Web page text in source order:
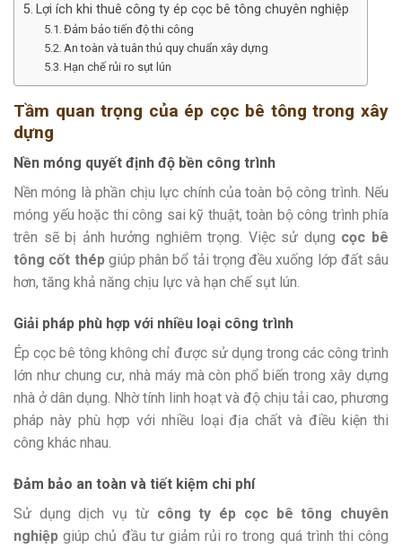
Lợi ích khi thuê công ty ép cọc bê tông chuyên nghiệp
Đảm bảo tiến độ thi công
An toàn và tuân thủ quy chuẩn xây dựng
Hạn chế rủi ro sụt lún
Tầm quan trọng của ép cọc bê tông trong xây
dựng
Nền móng quyết định độ bền công trình
Nền móng là phần chịu lực chính của toàn bộ công trình. Nếu
móng yếu hoặc thi công sai kỹ thuật, toàn bộ công trình phía
trên sẽ bị ảnh hưởng nghiêm trọng. Việc sử dụng cọc bê
tông cốt thépgiúp phân bổ tải trọng đều xuống lớp đất sâu
hơn, tăng khả năng chịu lực và hạn chế sụt lún.
Giải pháp phù hợp với nhiều loại công trình
Ép cọc bê tông không chỉ được sử dụng trong các công trình
lớn như chung cư, nhà máy mà còn phổ biến trong xây dựng
nhà ở dân dụng. Nhờ tính linh hoạt và độ chịu tải cao, phương
pháp này phù hợp với nhiều loại địa chất và điều kiện thi
công khác nhau.
Đảm bảo an toàn và tiết kiệm chi phí
Sử dụng dịch vụ từ công ty ép cọc bê tông chuyên
nghiệp giúp chủ đầu tư giảm rủi ro trong quá trình thi công